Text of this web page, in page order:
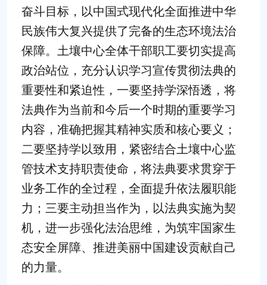
奋斗目标，以中国式现代化全面推进中华
民族伟大复兴提供了完备的生态环境法治
保障。土壤中心全体干部职工要切实提高
政治站位，充分认识学习宣传贯彻法典的
重要性和紧迫性，一要坚持学深悟透，将
法典作为当前和今后一个时期的重要学习
内容，准确把握其精神实质和核心要义；
二要坚持学以致用，紧密结合土壤中心监
管技术支持职责使命，将法典要求贯穿于
业务工作的全过程，全面提升依法履职能
力；三要主动担当作为，以法典实施为契
机，进一步强化法治思维，为筑牢国家生
态安全屏障、推进美丽中国建设贡献自己
的力量。